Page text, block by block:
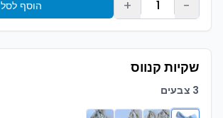
-
1
+ הוסף לסל
שקיות קנווס
3 צבעים